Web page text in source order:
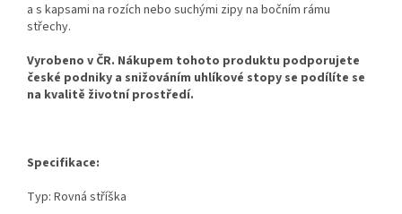
a s kapsami na rozích nebo suchými zipy na bočním rámu
střechy.
Vyrobeno v ČR. Nákupem tohoto produktu podporujete
české podniky a snižováním uhlíkové stopy se podílíte se
na kvalitě životní prostředí.
Specifikace:
Typ: Rovná stříška